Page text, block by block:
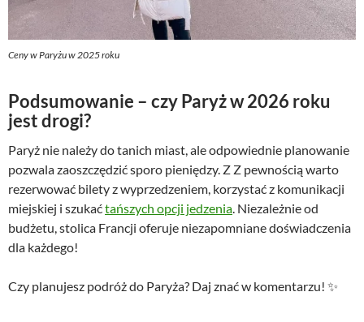
Ceny w Paryżu w 2025 roku
Podsumowanie – czy Paryż w 2026 roku
jest drogi?
Paryż nie należy do tanich miast, ale odpowiednie planowanie
pozwala zaoszczędzić sporo pieniędzy. Z Z pewnością warto
rezerwować bilety z wyprzedzeniem, korzystać z komunikacji
miejskiej i szukaćtańszych opcji jedzenia . Niezależnie od
budżetu, stolica Francji oferuje niezapomniane doświadczenia
dla każdego!
Czy planujesz podróż do Paryża? Daj znać w komentarzu! ✨